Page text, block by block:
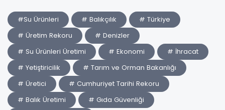
#Su Ürünleri # Balıkçılık
# Türkiye
# Üretim Rekoru
# Denizler
# Su Ürünleri Üretimi
# Ekonomi
# İhracat
# Yetiştiricilik
# Tarım ve Orman Bakanlığı
# Üretici
# Cumhuriyet Tarihi Rekoru
# Balık Üretimi
# Gıda Güvenliği